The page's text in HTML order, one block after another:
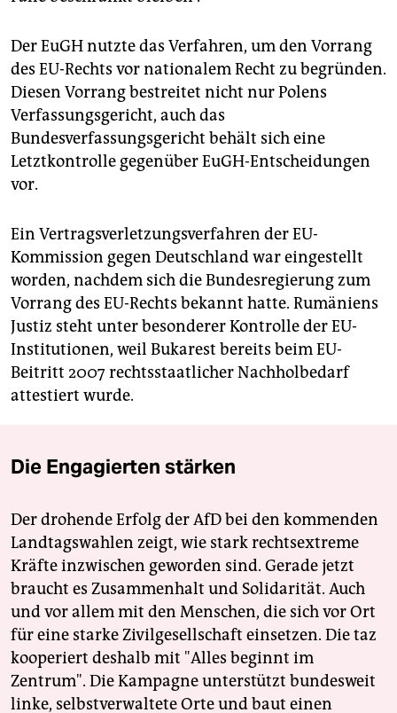
Der EuGH nutzte das Verfahren, um den Vorrang
des EU-Rechts vor nationalem Recht zu begründen.
Diesen Vorrang bestreitet nicht nur Polens
Verfassungsgericht, auch das
Bundesverfassungsgericht behält sich eine
Letztkon­trolle gegenüber EuGH-Entscheidungen
vor.
Ein Vertragsverletzungsverfahren der EU-
Kommission gegen Deutschland war eingestellt
worden, nachdem sich die Bundesregierung zum
Vorrang des EU-Rechts bekannt hatte. Rumäniens
Justiz steht unter besonderer Kontrolle der EU-
Institutionen, weil Bukarest bereits beim EU-
Beitritt 2007 rechtsstaatlicher Nachholbedarf
attestiert wurde.
Die Engagierten stärken
Der drohende Erfolg der AfD bei den kommenden
Landtagswahlen zeigt, wie stark rechtsextreme
Kräfte inzwischen geworden sind. Gerade jetzt
braucht es Zusammenhalt und Solidarität. Auch
und vor allem mit den Menschen, die sich vor Ort
für eine starke Zivilgesellschaft einsetzen. Die taz
kooperiert deshalb mit "Alles beginnt im
Zentrum". Die Kampagne unterstützt bundesweit
linke, selbstverwaltete Orte und baut einen